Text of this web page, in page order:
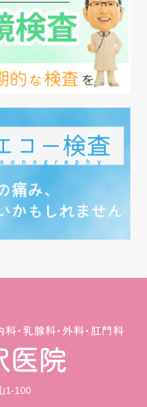
科･乳腺科･外科･肛門科
医院
1-100